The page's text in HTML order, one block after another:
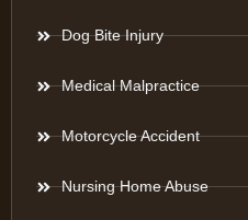
Dog Bite Injury
Medical Malpractice
Motorcycle Accident
Nursing Home Abuse